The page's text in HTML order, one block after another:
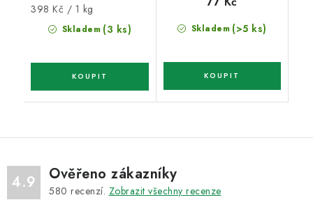
Skladem (3 ks)
Měrná
cena:
398 Kč / 1 kg
Skladem (>5 ks)
4.9 Ověřeno zákazníky
580 recenzí. Zobrazit všechny recenze